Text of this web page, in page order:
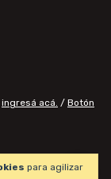
para agilizar
ingresá acá. / Botón